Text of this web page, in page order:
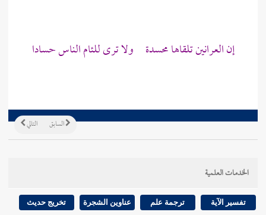
إن العرانين تلقاها محسدة ولا ترى للئام الناس حسادا
التالي السابق
الخدمات العلمية
تفسير الآية ترجمة علم عناوين الشجرة تخريج حديث